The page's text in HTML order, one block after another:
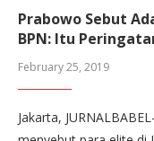
Prabowo Sebut
BPN: Itu
February 25, 2019
Jakarta,